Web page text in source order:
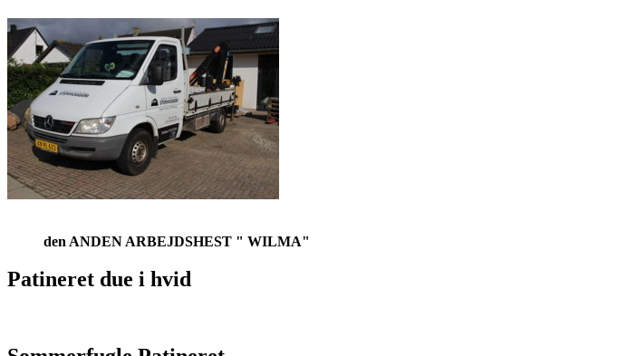
den ANDEN ARBEJDSHEST " WILMA"
Patineret due i hvid